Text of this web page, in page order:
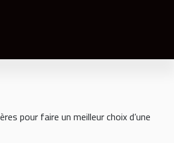
pour faire un meilleur choix d’une